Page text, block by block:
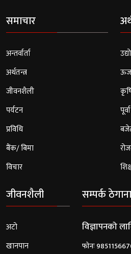
समाचार
अन्तर्वार्ता
अर्थतन्त्र
जीवनशैली
पर्यटन
प्रविधि
बैंक/ बिमा
विचार
जीवनशैली
अटो
खानपान
सम्पर्क ठेगाना
विज्ञापनको
फोनः